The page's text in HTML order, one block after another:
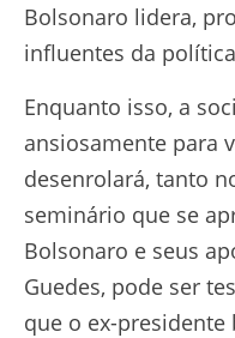
Bolsonaro lidera,
influentes da
Enquanto isso, a
ansiosamente para
desenrolará, tanto
seminário que se
Bolsonaro e seus
Guedes, pode ser
que o ex-